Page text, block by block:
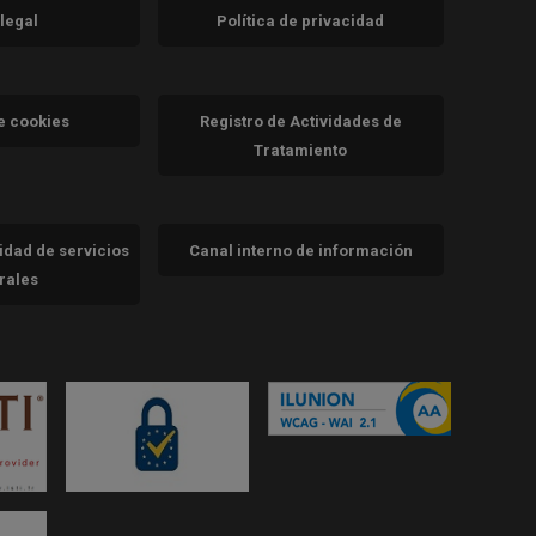
Política de privacidad
cookies
Registro de Actividades de
Tratamiento
de servicios
Canal interno de información